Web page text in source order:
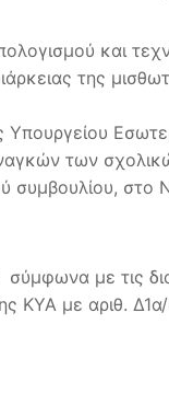
και
της
των
συμβουλίου,
σύμφωνα με
ΚΥΑ με αριθ.